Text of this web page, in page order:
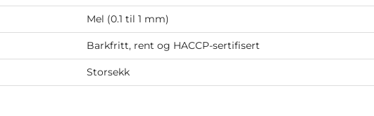
Mel (0.1 til 1 mm)
Barkfritt, rent og HACCP-sertifisert
Storsekk